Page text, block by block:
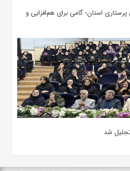
استان؛ گامی برای هم‌افزایی و
تجلیل شد